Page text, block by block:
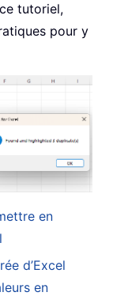
tutoriel,
pour y
en
d’Excel
en